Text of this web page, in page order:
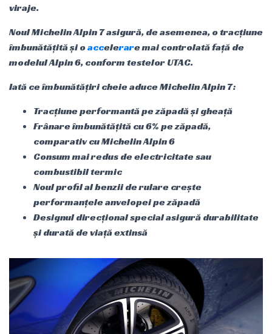
viraje.
Noul Michelin Alpin 7 asigură, de asemenea, o tracțiune
îmbunătățită și oaccelerare mai controlată față de
modelul Alpin 6, conform testelor UTAC.
Iată ce îmbunătățiri cheie aduce Michelin Alpin 7:
Tracțiune performantă pe zăpadă și gheață
Frânare îmbunătățită cu 6% pe zăpadă,
comparativ cu Michelin Alpin 6
Consum mai redus de electricitate sau
combustibil termic
Noul profil al benzii de rulare crește
performanțele anvelopei pe zăpadă
Designul direcțional special asigură durabilitate
și durată de viață extinsă